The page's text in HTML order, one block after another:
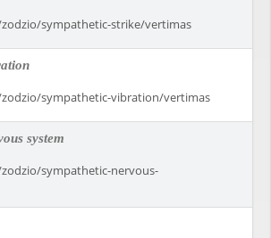
sympathetic-strike/vertimas
sympathetic-vibration/vertimas
system
sympathetic-nervous-